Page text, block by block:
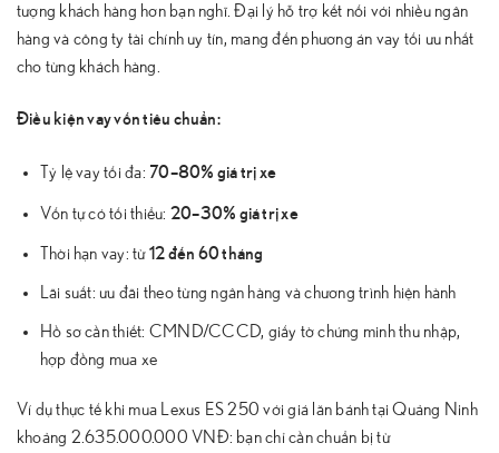
tượng khách hàng hơn bạn nghĩ. Đại lý hỗ trợ kết nối với nhiều ngân
hàng và công ty tài chính uy tín, mang đến phương án vay tối ưu nhất
cho từng khách hàng.
Điều kiện vay vốn tiêu chuẩn:
Tỷ lệ vay tối đa: 70–80% giá trị xe
Vốn tự có tối thiểu: 20–30% giá trị xe
Thời hạn vay: từ12 đến 60 tháng
Lãi suất: ưu đãi theo từng ngân hàng và chương trình hiện hành
Hồ sơ cần thiết: CMND/CCCD, giấy tờ chứng minh thu nhập,
hợp đồng mua xe
Ví dụ thực tế khi mua Lexus ES 250 với giá lăn bánh tại Quảng Ninh
khoảng 2.635.000.000 VNĐ: bạn chỉ cần chuẩn bị từ